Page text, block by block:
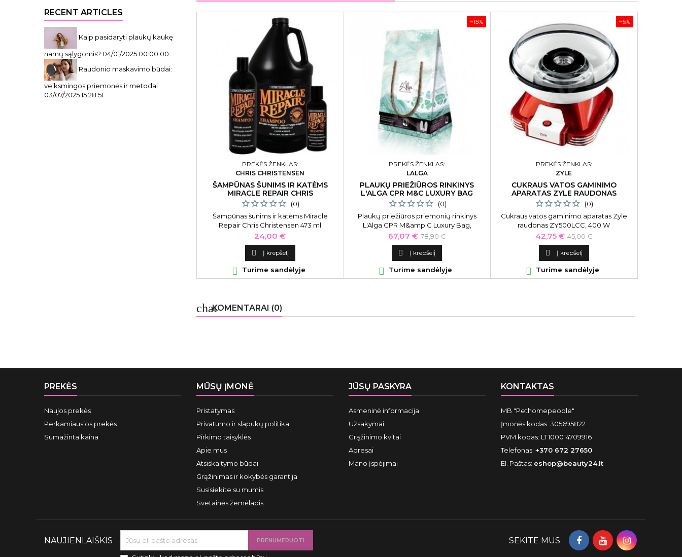
RECENT ARTICLES
Kaip pasidaryti plaukų kaukę
namų sąlygomis? 04/01/2025 00:00:00
Raudonio maskavimo būdai:
veiksmingos priemonės ir metodai
03/07/2025 15:28:51
PREKĖS ŽENKLAS:
CHRIS CHRISTENSEN
ŠAMPŪNAS ŠUNIMS IR KATĖMS
MIRACLE REPAIR CHRIS
CHRISTENSEN 473 ML
(0)
Šampūnas šunims ir katėms Miracle
Repair Chris Christensen 473 ml
Kaina
24,00 €
 Į krepšelį
 Turime sandėlyje
−15%
PREKĖS ŽENKLAS:
LALGA
PLAUKŲ PRIEŽIŪROS RINKINYS
L'ALGA CPR M&C LUXURY BAG
(0)
Plaukų priežiūros priemonių rinkinys
L'Alga CPR M&amp;C Luxury Bag,
LALA600705
Kaina
67,07 € Bazinė
kaina
78,90 €
 Į krepšelį
 Turime sandėlyje
−5%
PREKĖS ŽENKLAS:
ZYLE
CUKRAUS VATOS GAMINIMO
APARATAS ZYLE RAUDONAS
(0)
Cukraus vatos gaminimo aparatas Zyle
raudonas ZY500LCC, 400 W
Kaina
42,75 € Bazinė
kaina
45,00 €
 Į krepšelį
 Turime sandėlyje
chatKOMENTARAI (0)
PREKĖS
Naujos prekės
Perkamiausios prekės
Sumažinta kaina
MŪSŲ ĮMONĖ
Pristatymas
Privatumo ir slapukų politika
Pirkimo taisyklės
Apie mus
Atsiskaitymo būdai
Grąžinimas ir kokybės garantija
Susisiekite su mumis
Svetainės žemėlapis
JŪSŲ PASKYRA
Asmeninė informacija
Užsakymai
Grąžinimo kvitai
Adresai
Mano įspėjimai
KONTAKTAS
MB "Pethomepeople"
Įmonės kodas: 305695822
PVM kodas: LT100014709916
Telefonas: +370 672 27650
El. Paštas: eshop@beauty24.lt
NAUJIENLAIŠKIS SEKITE MUS